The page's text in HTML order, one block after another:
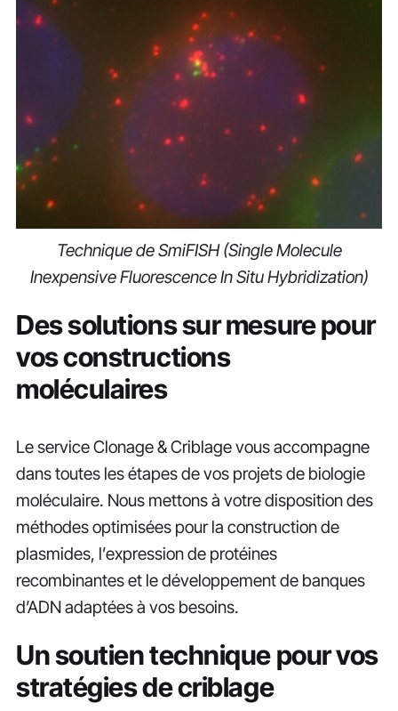
Technique de SmiFISH (Single Molecule
Inexpensive Fluorescence In Situ Hybridization)
Des solutions sur mesure pour
vos constructions
moléculaires
Le service Clonage & Criblage vous accompagne
dans toutes les étapes de vos projets de biologie
moléculaire. Nous mettons à votre disposition des
méthodes optimisées pour la construction de
plasmides, l’expression de protéines
recombinantes et le développement de banques
d’ADN adaptées à vos besoins.
Un soutien technique pour vos
stratégies de criblage